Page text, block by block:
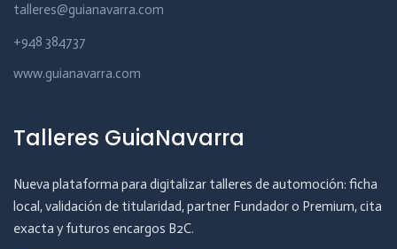
talleres@guianavarra.com
+948 384737
www.guianavarra.com
Talleres GuiaNavarra
Nueva plataforma para digitalizar talleres de automoción: ficha
local, validación de titularidad, partner Fundador o Premium, cita
exacta y futuros encargos B2C.